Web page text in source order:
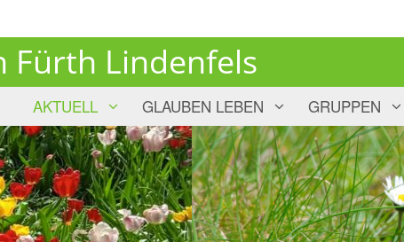
Fürth Lindenfels
AKTUELL GLAUBEN LEBEN GRUPPEN